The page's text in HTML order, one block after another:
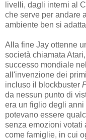
livelli, dagli interni al
che serve per andare
ambiente ben si
Alla fine Jay ottenne
società chiamata
successo mondiale
all'invenzione dei
incluso il blockbuster
da nessun punto di
era un figlio degli
potevano essere
senza emozioni votati
come famiglie, in cui